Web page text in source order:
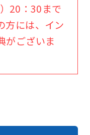
20：30まで
方には、イン
がございま